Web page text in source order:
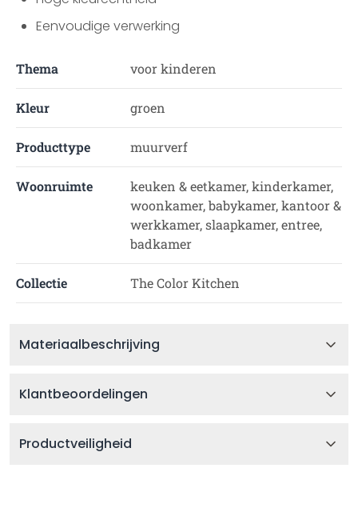
Eenvoudige verwerking
Thema voor kinderen
Kleur groen
Producttype muurverf
Woonruimte
keuken & eetkamer, kinderkamer,
woonkamer, babykamer, kantoor &
werkkamer, slaapkamer, entree,
badkamer
Collectie The Color Kitchen
Materiaalbeschrijving
Klantbeoordelingen
Productveiligheid